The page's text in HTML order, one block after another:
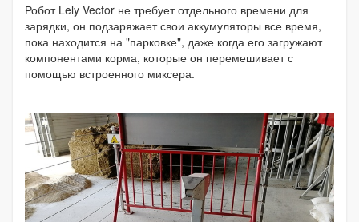
Робот Lely Vector не требует отдельного времени для
зарядки, он подзаряжает свои аккумуляторы все время,
пока находится на "парковке", даже когда его загружают
компонентами корма, которые он перемешивает с
помощью встроенного миксера.